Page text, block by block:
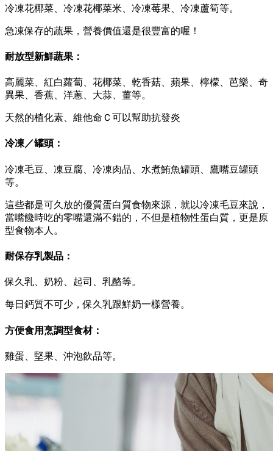
冷凍花椰菜、冷凍花椰菜米、冷凍莓果、冷凍蘆筍等。
急凍保存的蔬果，營養價值還是很豐富的喔！
耐放型新鮮蔬果：
高麗菜、紅白蘿蔔、花椰菜、乾香菇、蘋果、檸檬、芭樂、奇
異果、香蕉、洋蔥、大蒜、薑等。
天然的植化素、維他命Ｃ可以幫助抗發炎
冷凍／罐頭：
冷凍毛豆、凍豆腐、冷凍肉品、水煮鮪魚罐頭、鷹嘴豆罐頭
等。
這些都是可久放的優質蛋白質食物來源，就以冷凍毛豆來說，
當嘴饞時吃的零嘴還滿不錯的，不但是植物性蛋白質，更是原
型食物本人。
耐保存乳製品：
保久乳、奶粉、起司、乳酪等。
每日鈣質不可少，保久乳跟鮮奶一樣營養。
方便食用烹調型食材：
雞蛋、堅果、沖泡飲品等。